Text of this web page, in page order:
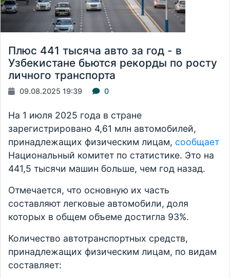
Плюс 441 тысяча авто за год - в
Узбекистане бьются рекорды по росту
личного транспорта
09.08.2025 19:39 0
На 1 июля 2025 года в стране
зарегистрировано 4,61 млн автомобилей,
принадлежащих физическим лицам, сообщает
Национальный комитет по статистике. Это на
441,5 тысячи машин больше, чем год назад.
Отмечается, что основную их часть
составляют легковые автомобили, доля
которых в общем объеме достигла 93%.
Количество автотранспортных средств,
принадлежащих физическим лицам, по видам
составляет: